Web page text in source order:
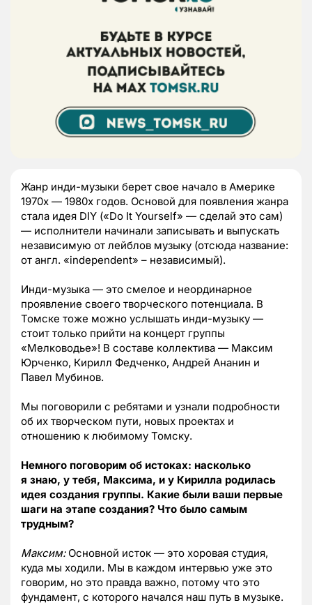
Жанр инди-музыки берет свое начало в Америке
1970х — 1980х годов. Основой для появления жанра
стала идея DIY («Do It Yourself» — сделай это сам)
— исполнители начинали записывать и выпускать
независимую от лейблов музыку (отсюда название:
от англ. «independent» – независимый).
Инди-музыка — это смелое и неординарное
проявление своего творческого потенциала. В
Томске тоже можно услышать инди-музыку —
стоит только прийти на концерт группы
«Мелководье»! В составе коллектива — Максим
Юрченко, Кирилл Федченко, Андрей Ананин и
Павел Мубинов.
Мы поговорили с ребятами и узнали подробности
об их творческом пути, новых проектах и
отношению к любимому Томску.
Немного поговорим об истоках: насколько
я знаю, у тебя, Максима, и у Кирилла родилась
идея создания группы. Какие были ваши первые
шаги на этапе создания? Что было самым
трудным?
Максим:Основной исток — это хоровая студия,
куда мы ходили. Мы в каждом интервью уже это
говорим, но это правда важно, потому что это
фундамент, с которого начался наш путь в музыке.